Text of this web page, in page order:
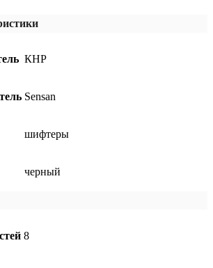
КНР
Sensan
шифтеры
черный
8